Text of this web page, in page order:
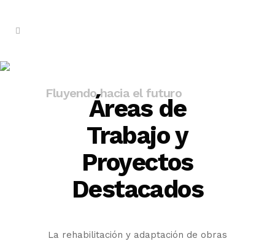
Fluyendo hacia el futuro
Áreas de
Trabajo y
Proyectos
Destacados
La rehabilitación y adaptación de obras